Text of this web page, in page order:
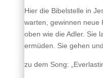
Hier die Bibelstelle in
warten, gewinnen neue
oben wie die Adler. Sie
ermüden. Sie gehen
zu dem Song: